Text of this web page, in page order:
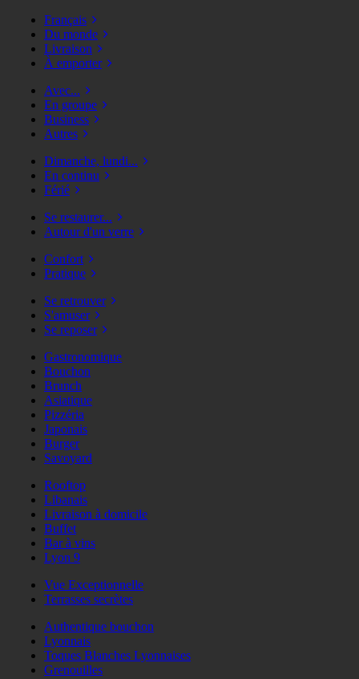
Français
Du monde
Livraison
À emporter
Avec...
En groupe
Business
Autres
Dimanche, lundi...
En continu
Férié
Se restaurer...
Autour d'un verre
Confort
Pratique
Se retrouver
S'amuser
Se reposer
Gastronomique
Bouchon
Brunch
Asiatique
Pizzéria
Japonais
Burger
Savoyard
Rooftop
Libanais
Livraison à domicile
Buffet
Bar à vins
Lyon 9
Vue Exceptionnelle
Terrasses secrètes
Authentique bouchon
Lyonnais
Toques Blanches Lyonnaises
Grenouilles